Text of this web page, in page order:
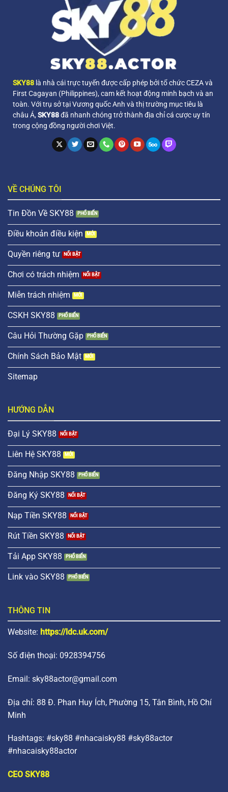
SKY88 là nhà cái trực tuyến được cấp phép bởi tổ chức CEZA và
First Cagayan (Philippines), cam kết hoạt động minh bạch và an
toàn. Với trụ sở tại Vương quốc Anh và thị trường mục tiêu là
châu Á, SKY88đã nhanh chóng trở thành địa chỉ cá cược uy tín
trong cộng đồng người chơi Việt.
VỀ CHÚNG TÔI
Tin Đồn Về SKY88
Điều khoản điều kiện
Quyền riêng tư
Chơi có trách nhiệm
Miễn trách nhiệm
CSKH SKY88
Câu Hỏi Thường Gặp
Chính Sách Bảo Mật
Sitemap
HƯỚNG DẪN
Đại Lý SKY88
Liên Hệ SKY88
Đăng Nhập SKY88
Đăng Ký SKY88
Nạp Tiền SKY88
Rút Tiền SKY88
Tải App SKY88
Link vào SKY88
THÔNG TIN
Website: https://ldc.uk.com/
Số điện thoại: 0928394756
Email: sky88actor@gmail.com
Địa chỉ: 88 Đ. Phan Huy Ích, Phường 15, Tân Bình, Hồ Chí
Minh
Hashtags: #sky88 #nhacaisky88 #sky88actor
#nhacaisky88actor
CEO SKY88